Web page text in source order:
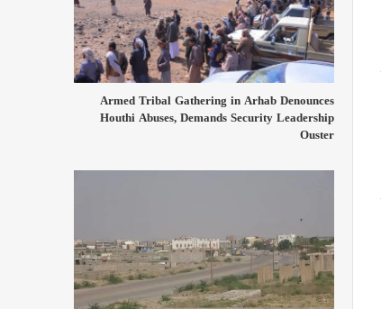
Armed Tribal Gathering in Arhab Denounces
Houthi Abuses, Demands Security Leadership
Ouster